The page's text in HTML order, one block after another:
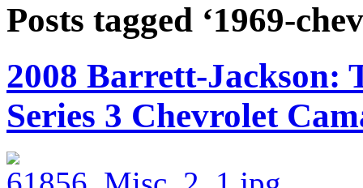
Posts tagged ‘1969-
2008 Barrett-Jackson:
Series 3 Chevrolet